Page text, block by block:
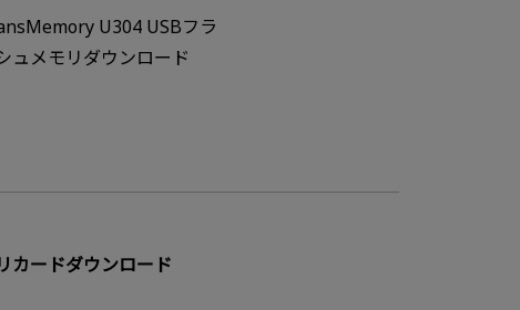
U304 USBフラ
ュメモリダウンロード
カードダウンロード